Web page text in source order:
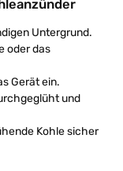
Untergrund.
oder das
Gerät ein.
und
Kohle sicher